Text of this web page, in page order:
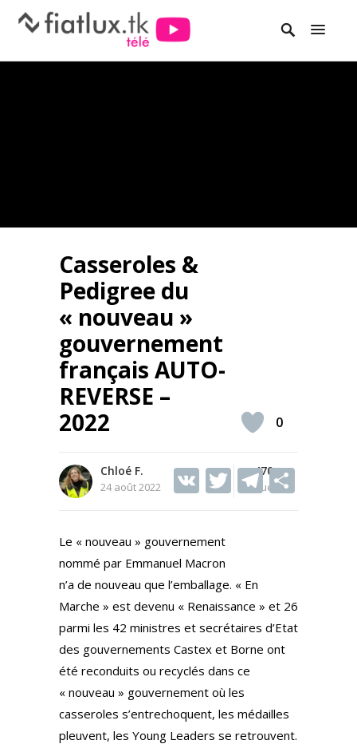
Casseroles &
Pedigree du
« nouveau »
gouvernement
français AUTO-
REVERSE –
2022
Chloé F.
24 août 2022
470
Vues
V T T
m
0
Le « nouveau » gouvernement
nommé par Emmanuel Macron
n’a de nouveau que l’emballage. « En
Marche » est devenu « Renaissance » et 26
parmi les 42 ministres et secrétaires d’Etat
des gouvernements Castex et Borne ont
été reconduits ou recyclés dans ce
« nouveau » gouvernement où les
casseroles s’entrechoquent, les médailles
pleuvent, les Young Leaders se retrouvent.